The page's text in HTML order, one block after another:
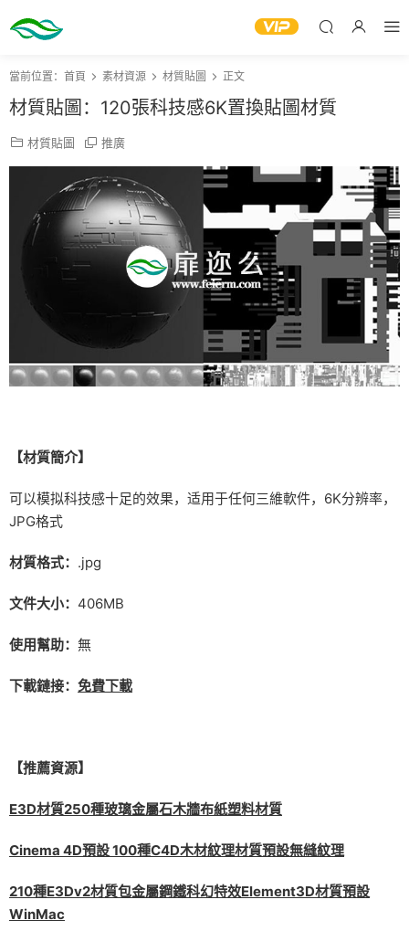
當前位置： 首頁 素材資源 材質貼圖 正文
材質貼圖：120張科技感6K置換貼圖材質
材質貼圖 推廣
【材質簡介】
可以模拟科技感十足的效果，适用于任何三維軟件，6K分辨率，
JPG格式
材質格式： .jpg
文件大小： 406MB
使用幫助： 無
下載鏈接： 免費下載
【推薦資源】
E3D材質250種玻璃金屬石木牆布紙塑料材質
Cinema 4D預設 100種C4D木材紋理材質預設無縫紋理
210種E3Dv2材質包金屬鋼鐵科幻特效Element3D材質預設
WinMac